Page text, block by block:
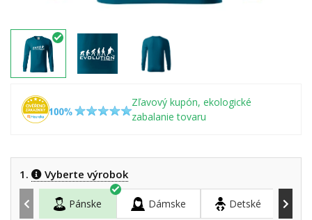
Zľavový kupón, ekologické
zabalanie tovaru
1. Vyberte výrobok
Pánske Dámske Detské